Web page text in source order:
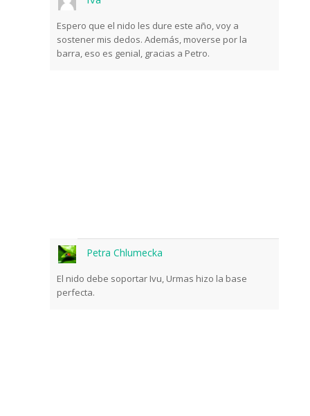
Espero que el nido les dure este año, voy a
sostener mis dedos. Además, moverse por la
barra, eso es genial, gracias a Petro.
Petra Chlumecka
El nido debe soportar Ivu, Urmas hizo la base
perfecta.